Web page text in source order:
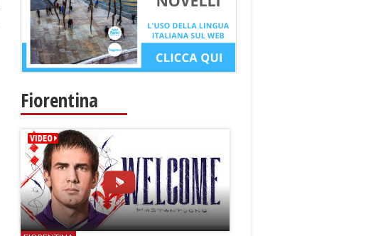
Fiorentina